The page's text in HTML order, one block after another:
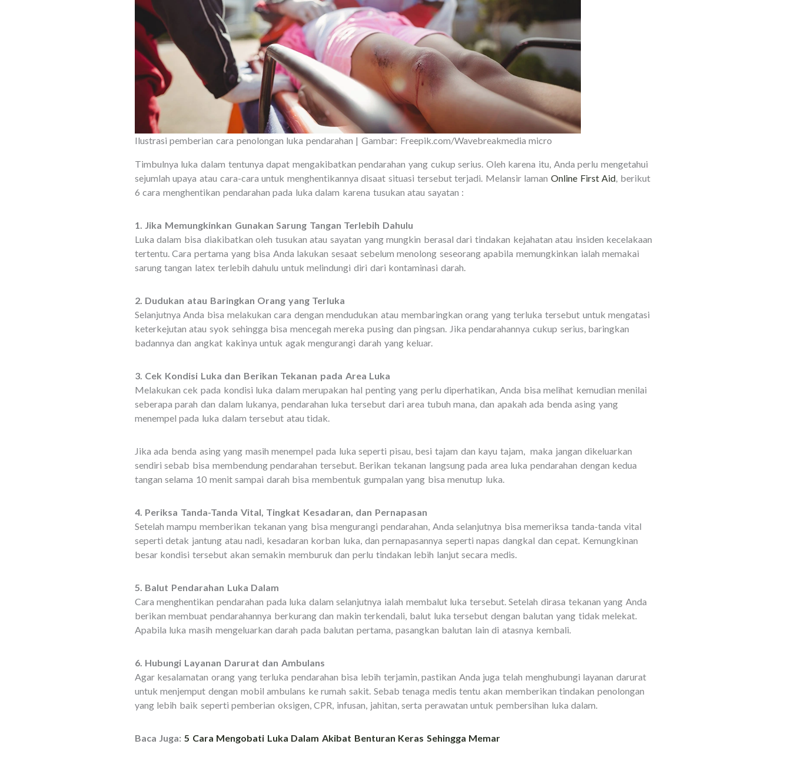
Ilustrasi pemberian cara penolongan luka pendarahan | Gambar: Freepik.com/Wavebreakmedia micro
Timbulnya luka dalam tentunya dapat mengakibatkan pendarahan yang cukup serius. Oleh karena itu, Anda perlu mengetahui
sejumlah upaya atau cara-cara untuk menghentikannya disaat situasi tersebut terjadi. Melansir laman Online First Aid, berikut
6 cara menghentikan pendarahan pada luka dalam karena tusukan atau sayatan :
1. Jika Memungkinkan Gunakan Sarung Tangan Terlebih Dahulu
Luka dalam bisa diakibatkan oleh tusukan atau sayatan yang mungkin berasal dari tindakan kejahatan atau insiden kecelakaan
tertentu. Cara pertama yang bisa Anda lakukan sesaat sebelum menolong seseorang apabila memungkinkan ialah memakai
sarung tangan latex terlebih dahulu untuk melindungi diri dari kontaminasi darah.
2. Dudukan atau Baringkan Orang yang Terluka
Selanjutnya Anda bisa melakukan cara dengan mendudukan atau membaringkan orang yang terluka tersebut untuk mengatasi
keterkejutan atau syok sehingga bisa mencegah mereka pusing dan pingsan. Jika pendarahannya cukup serius, baringkan
badannya dan angkat kakinya untuk agak mengurangi darah yang keluar.
3. Cek Kondisi Luka dan Berikan Tekanan pada Area Luka
Melakukan cek pada kondisi luka dalam merupakan hal penting yang perlu diperhatikan, Anda bisa melihat kemudian menilai
seberapa parah dan dalam lukanya, pendarahan luka tersebut dari area tubuh mana, dan apakah ada benda asing yang
menempel pada luka dalam tersebut atau tidak.
Jika ada benda asing yang masih menempel pada luka seperti pisau, besi tajam dan kayu tajam, maka jangan dikeluarkan
sendiri sebab bisa membendung pendarahan tersebut. Berikan tekanan langsung pada area luka pendarahan dengan kedua
tangan selama 10 menit sampai darah bisa membentuk gumpalan yang bisa menutup luka.
4. Periksa Tanda-Tanda Vital, Tingkat Kesadaran, dan Pernapasan
Setelah mampu memberikan tekanan yang bisa mengurangi pendarahan, Anda selanjutnya bisa memeriksa tanda-tanda vital
seperti detak jantung atau nadi, kesadaran korban luka, dan pernapasannya seperti napas dangkal dan cepat. Kemungkinan
besar kondisi tersebut akan semakin memburuk dan perlu tindakan lebih lanjut secara medis.
5. Balut Pendarahan Luka Dalam
Cara menghentikan pendarahan pada luka dalam selanjutnya ialah membalut luka tersebut. Setelah dirasa tekanan yang Anda
berikan membuat pendarahannya berkurang dan makin terkendali, balut luka tersebut dengan balutan yang tidak melekat.
Apabila luka masih mengeluarkan darah pada balutan pertama, pasangkan balutan lain di atasnya kembali.
6. Hubungi Layanan Darurat dan Ambulans
Agar kesalamatan orang yang terluka pendarahan bisa lebih terjamin, pastikan Anda juga telah menghubungi layanan darurat
untuk menjemput dengan mobil ambulans ke rumah sakit. Sebab tenaga medis tentu akan memberikan tindakan penolongan
yang lebih baik seperti pemberian oksigen, CPR, infusan, jahitan, serta perawatan untuk pembersihan luka dalam.
Baca Juga: 5 Cara Mengobati Luka Dalam Akibat Benturan Keras Sehingga Memar